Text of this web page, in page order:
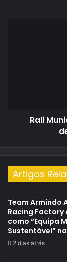
Rali
Artigos
Team Armindo
Racing
como “Equipa
Sustentável”
2 dias atrás